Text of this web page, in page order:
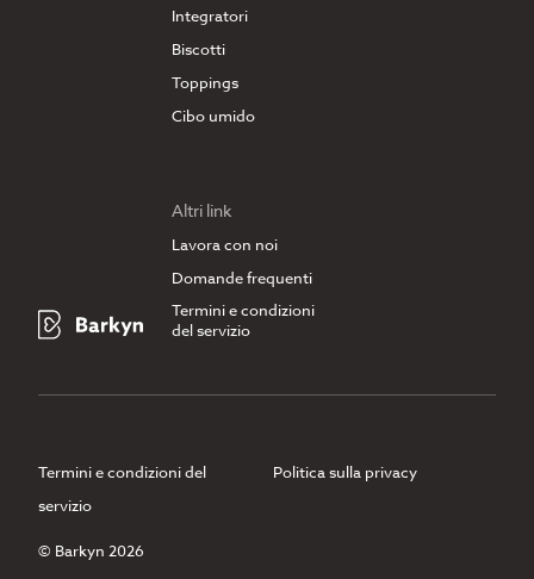
Integratori
Biscotti
Toppings
Cibo umido
Altri link
Lavora con noi
Domande frequenti
Termini e condizioni
del servizio
Termini e condizioni del
servizio
Politica sulla privacy
© Barkyn 2026